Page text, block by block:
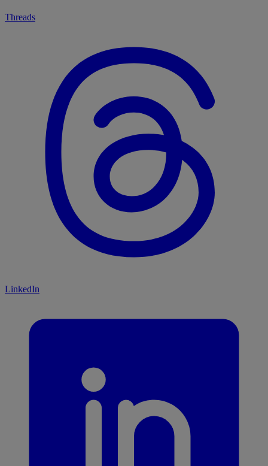
Threads
LinkedIn